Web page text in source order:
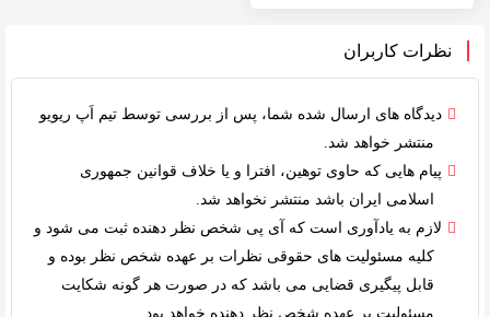
نظرات کاربران
دیدگاه های ارسال شده شما، پس از بررسی توسط تیم اَپ ریویو
منتشر خواهد شد.
پیام هایی که حاوی توهین، افترا و یا خلاف قوانین جمهوری
اسلامی ایران باشد منتشر نخواهد شد.
لازم به یادآوری است که آی پی شخص نظر دهنده ثبت می شود و
کلیه مسئولیت های حقوقی نظرات بر عهده شخص نظر بوده و
قابل پیگیری قضایی می باشد که در صورت هر گونه شکایت
مسئولیت بر عهده شخص نظر دهنده خواهد بود.